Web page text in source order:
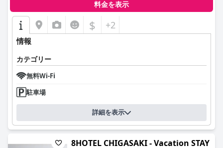
料金を表示
$ +2
情報
カテゴリー
無料Wi-Fi
駐車場
詳細を表示
8HOTEL CHIGASAKI - Vacation STAY